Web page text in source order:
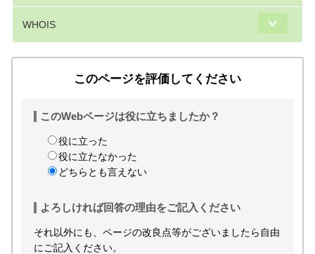
WHOIS
このページを評価してください
このWebページは役に立ちましたか？
役に立った
役に立たなかった
どちらとも言えない
よろしければ回答の理由をご記入ください
それ以外にも、ページの改良点等がございましたら自由
にご記入ください。